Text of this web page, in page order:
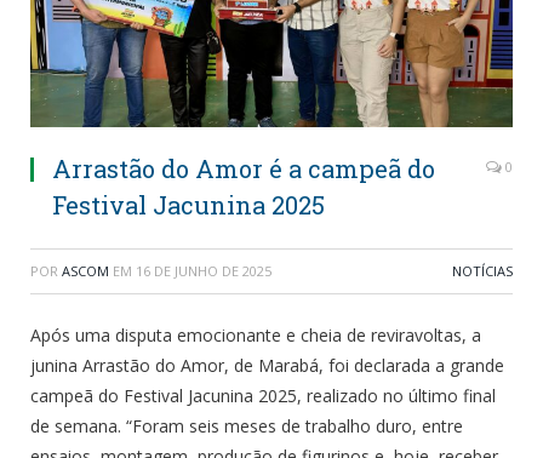
Arrastão do Amor é a campeã do
Festival Jacunina 2025
0
POR ASCOM EM 16 DE JUNHO DE 2025 NOTÍCIAS
Após uma disputa emocionante e cheia de reviravoltas, a
junina Arrastão do Amor, de Marabá, foi declarada a grande
campeã do Festival Jacunina 2025, realizado no último final
de semana. “Foram seis meses de trabalho duro, entre